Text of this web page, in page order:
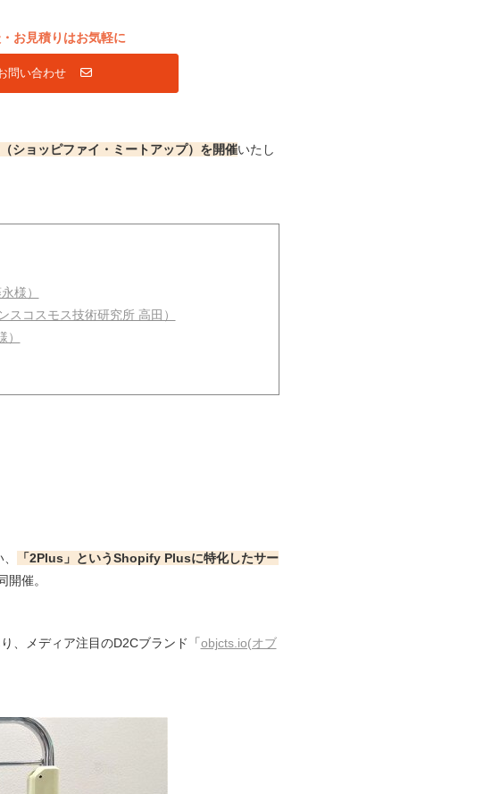
お見積りはお気軽に
問い合わせ
ショッピファイ・ミートアップ）を開催いたし
様）
コスモス技術研究所 高田）
「2Plus」というShopify Plusに特化したサー
催。
、メディア注目のD2Cブランド「objcts.io(オブ